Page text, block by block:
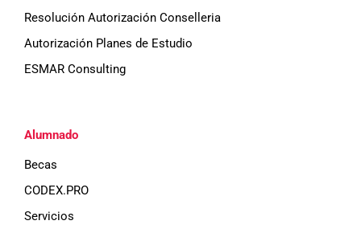
Resolución Autorización Conselleria
Autorización Planes de Estudio
ESMAR Consulting
Alumnado
Becas
CODEX.PRO
Servicios